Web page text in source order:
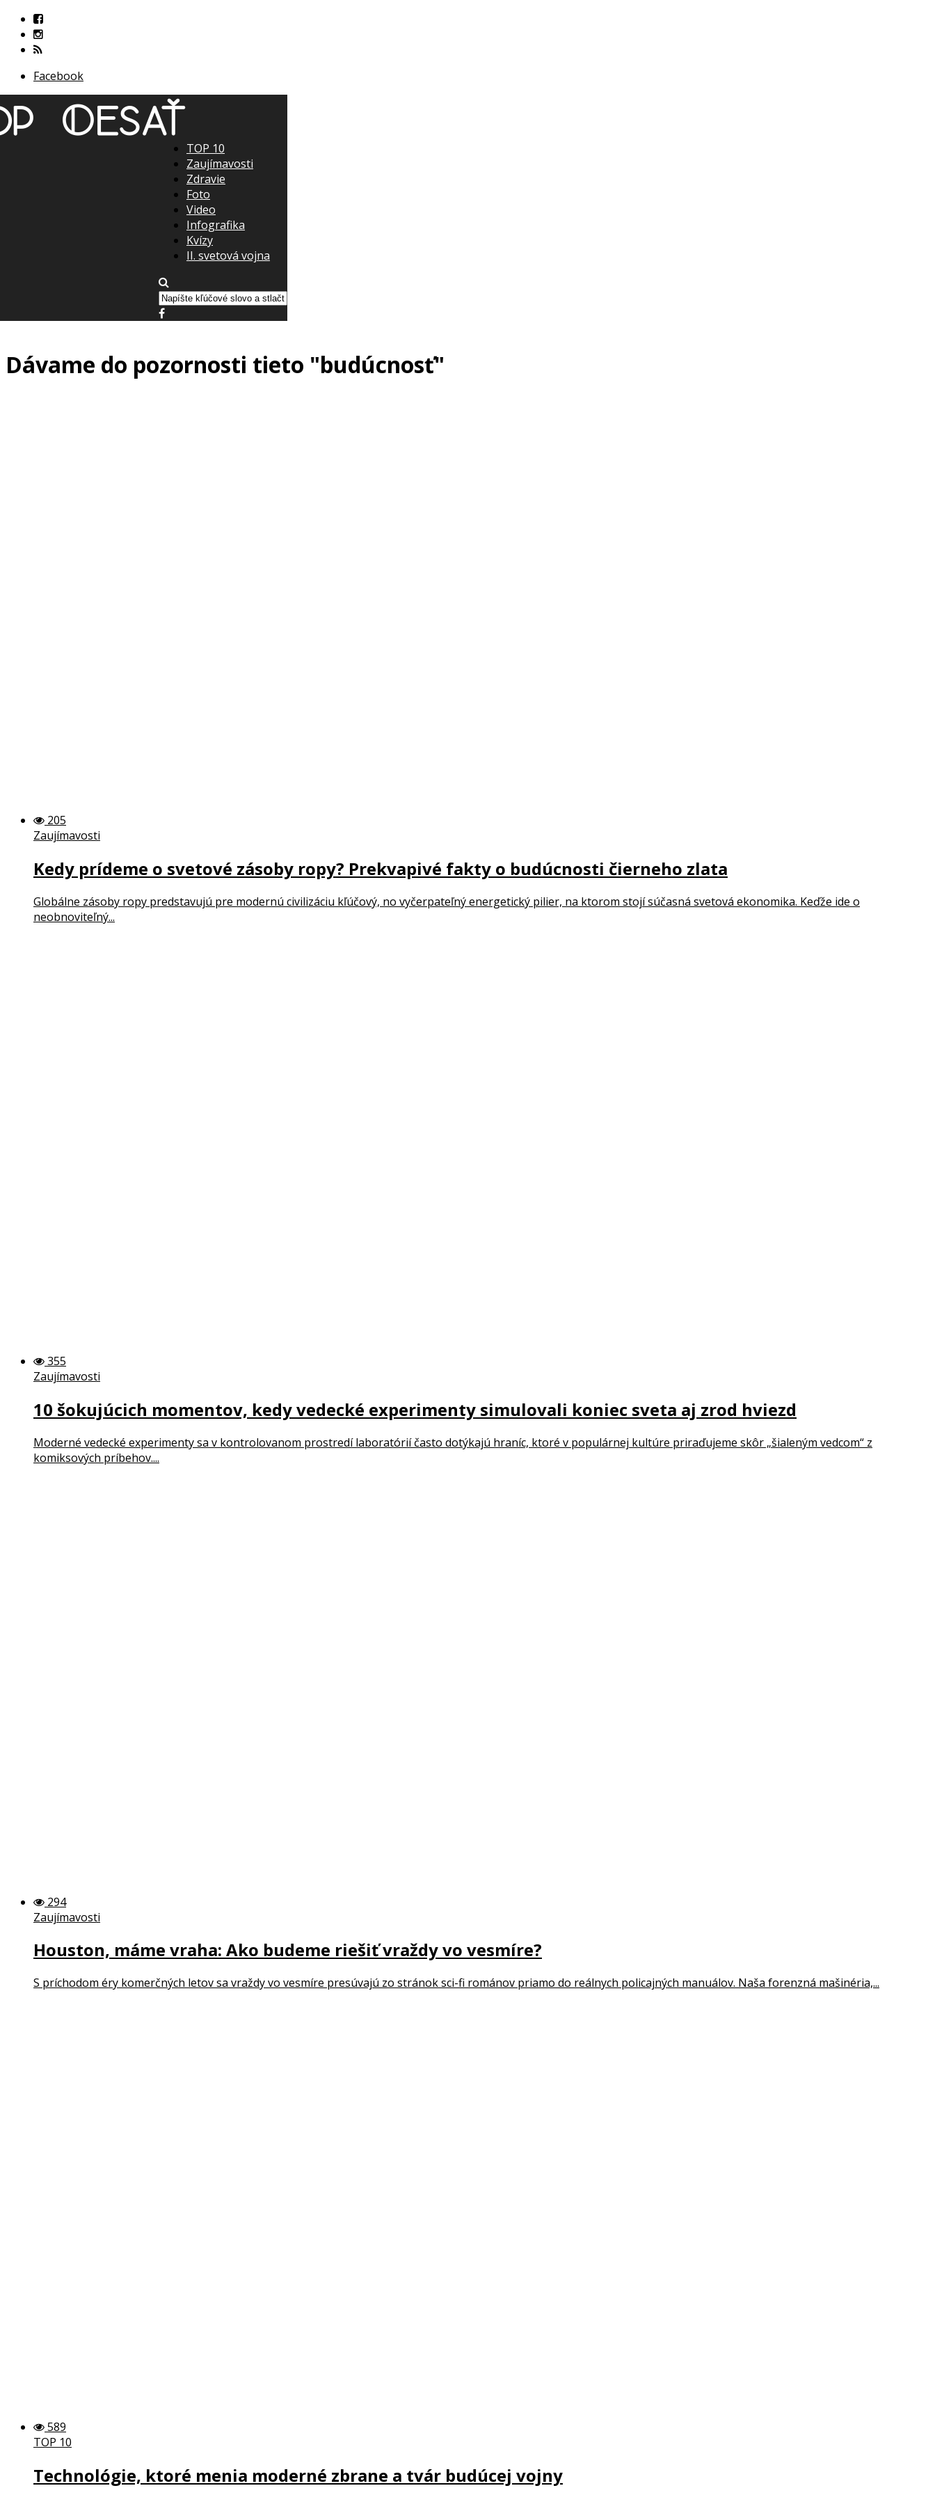
Facebook
TOP 10
Zaujímavosti
Zdravie
Foto
Video
Infografika
Kvízy
II. svetová vojna
Dávame do pozornosti tieto "budúcnosť"
205
Zaujímavosti
Kedy prídeme o svetové zásoby ropy? Prekvapivé fakty o budúcnosti čierneho zlata
Globálne zásoby ropy predstavujú pre modernú civilizáciu kľúčový, no vyčerpateľný energetický pilier, na ktorom stojí súčasná svetová ekonomika. Keďže ide o
neobnoviteľný...
355
Zaujímavosti
10 šokujúcich momentov, kedy vedecké experimenty simulovali koniec sveta aj zrod hviezd
Moderné vedecké experimenty sa v kontrolovanom prostredí laboratórií často dotýkajú hraníc, ktoré v populárnej kultúre priraďujeme skôr „šialeným vedcom“ z
komiksových príbehov....
294
Zaujímavosti
Houston, máme vraha: Ako budeme riešiť vraždy vo vesmíre?
S príchodom éry komerčných letov sa vraždy vo vesmíre presúvajú zo stránok sci-fi románov priamo do reálnych policajných manuálov. Naša forenzná mašinéria,...
589
TOP 10
Technológie, ktoré menia moderné zbrane a tvár budúcej vojny